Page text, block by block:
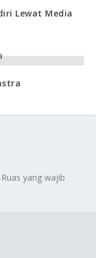
Lewat Media
Ruas yang wajib